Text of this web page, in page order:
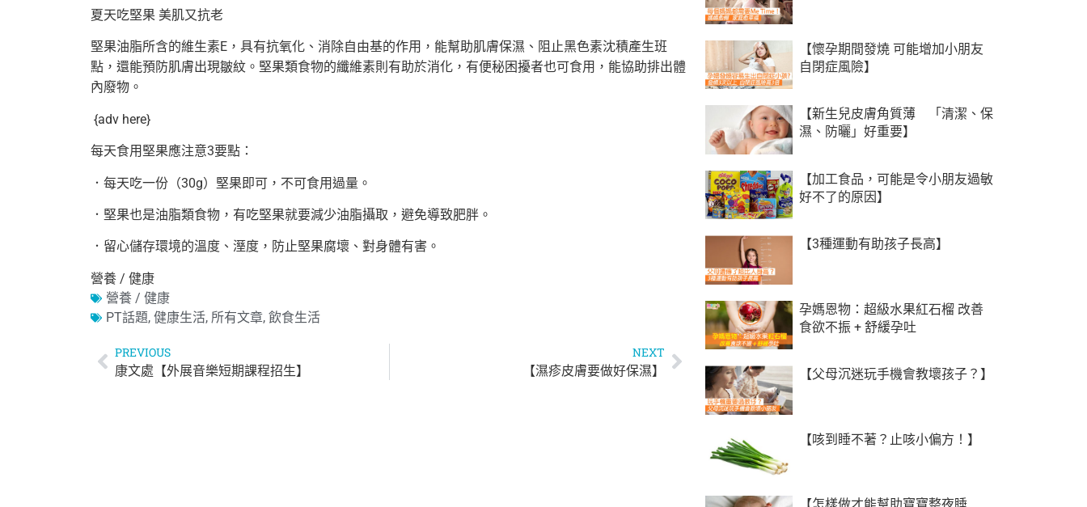
夏天吃堅果 美肌又抗老
堅果油脂所含的維生素E，具有抗氧化、消除自由基的作用， 能幫助肌膚保濕、阻止黑色素沈積產生班
點， 還能預防肌膚出現皺紋。堅果類食物的纖維素則有助於消化， 有便秘困擾者也可食用，能協助排出體
內廢物。
{adv here}
每天食用堅果應注意3要點：
．每天吃一份（30g）堅果即可，不可食用過量。
．堅果也是油脂類食物，有吃堅果就要減少油脂攝取， 避免導致肥胖。
．留心儲存環境的溫度、溼度，防止堅果腐壞、對身體有害。
營養 / 健康
營養 / 健康
PT話題, 健康生活, 所有文章, 飲食生活
PREVIOUS
康文處【外展音樂短期課程招生】
NEXT
【濕疹皮膚要做好保濕】
【懷孕期間發燒 可能增加小朋友
自閉症風險】
【新生兒皮膚角質薄 「清潔、保
濕、防曬」好重要】
【加工食品，可能是令小朋友過敏
好不了的原因】
【3種運動有助孩子長高】
孕媽恩物：超級水果紅石榴 改善
食欲不振 + 舒緩孕吐
【父母沉迷玩手機會教壞孩子？】
【咳到睡不著？止咳小偏方！】